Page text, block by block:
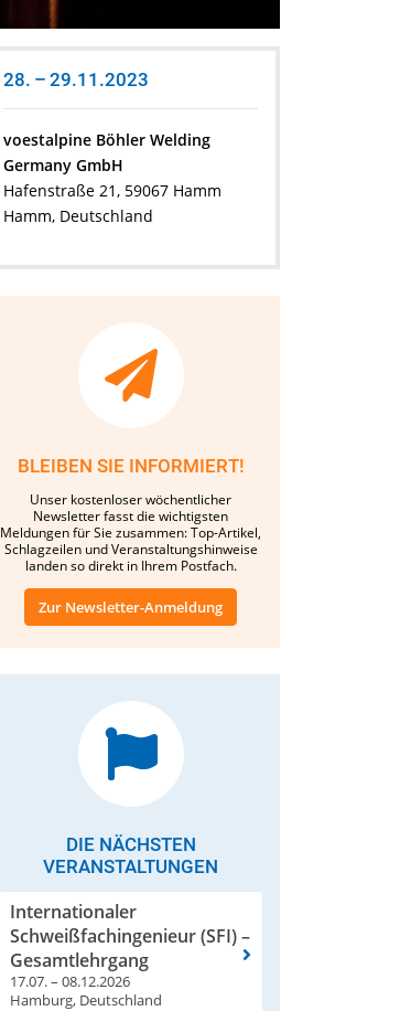
28. – 29.11.2023
voestalpine Böhler Welding
Germany GmbH
Hafenstraße 21, 59067 Hamm
Hamm, Deutschland
BLEIBEN SIE INFORMIERT!
Unser kostenloser wöchentlicher
Newsletter fasst die wichtigsten
Meldungen für Sie zusammen: Top-Artikel,
Schlagzeilen und Veranstaltungshinweise
landen so direkt in Ihrem Postfach.
Zur Newsletter-Anmeldung
DIE NÄCHSTEN
VERANSTALTUNGEN
Internationaler
Schweißfachingenieur (SFI) –
Gesamtlehrgang
17.07. – 08.12.2026
Hamburg, Deutschland